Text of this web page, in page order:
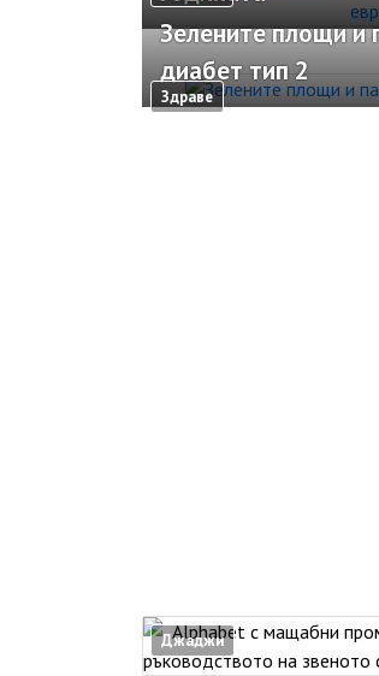
Здраве
Зелените площи и
диабет тип 2
Джаджи